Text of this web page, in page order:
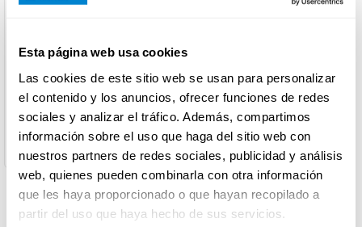
Esta página web usa cookies
Las cookies de este sitio web se usan para personalizar
el contenido y los anuncios, ofrecer funciones de redes
sociales y analizar el tráfico. Además, compartimos
información sobre el uso que haga del sitio web con
nuestros partners de redes sociales, publicidad y análisis
web, quienes pueden combinarla con otra información
que les haya proporcionado o que hayan recopilado a
partir del uso que haya hecho de sus servicios.
DROGUERÍA
Y LIMPIEZA
PERFUMERÍA
E HIGIENE
Vino blanco verdejo 2019 D.O. Rueda Pinna Fidelis botella
España
Cocope, SC
Dirección del Operador:
Camino Llanillos, s/n 47300 Peñafiel, Valladolid
Cantidad neta:
75 c3
Productos relacionados